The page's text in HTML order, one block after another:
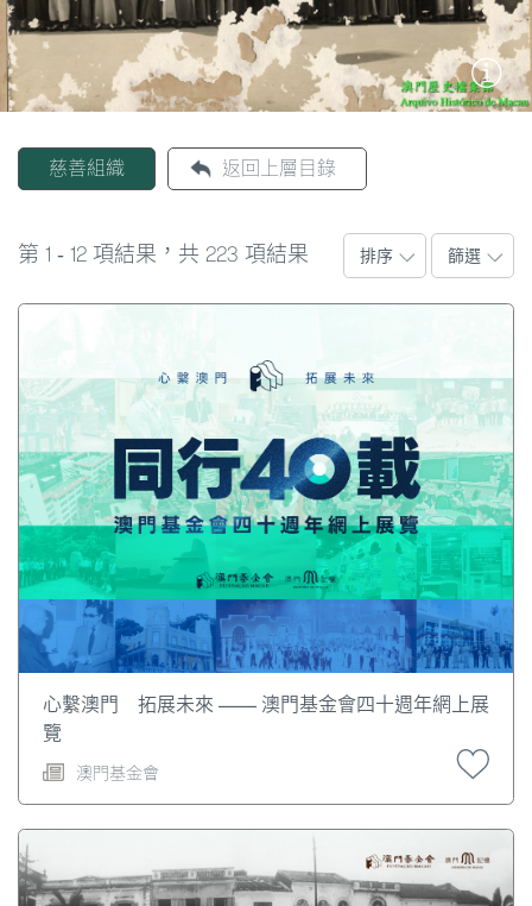
廟
巴
士
教
堂
街
市
會、體育、法律、教育及青年、基金會、工商及服務、
文娛活動、專業、環境保護、宗教、衛生、社會服務、
勞工和其他共16種類型。這些社團數量之多、歷史之久
在世界上是絕無僅有的，這也是澳門社會發展的一大特
婁勝華：《消逝與新生：澳門民間結社的變遷及其線
索》，載吳志良、金國平、湯開建主編：《澳門史新
編》（第三冊），澳門基金會，2008年。
https://www.io.gov.mo/cn/entities/assoc
天，澳門社團種類走向相當多元化，包括工商組織、教
育、文化康樂、專業組織、社區組織、同鄉會和公民社
團，在澳門社會佔有相當重要的地位。
慈善組織 返回上層目錄
第 1 - 12 項結果，共 223 項結果 排序 篩選
心繫澳門 拓展未來 —— 澳門基金會四十週年網上展
覽
澳門基金會